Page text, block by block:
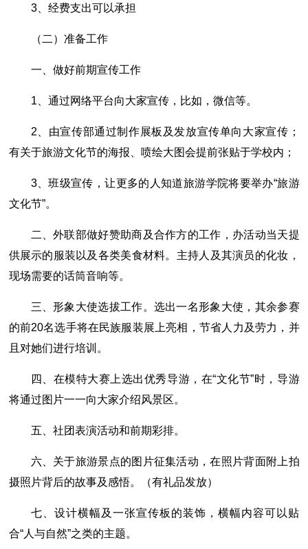
3、经费支出可以承担
（二）准备工作
一、做好前期宣传工作
1、通过网络平台向大家宣传，比如，微信等。
2、由宣传部通过制作展板及发放宣传单向大家宣传；
有关于旅游文化节的海报、喷绘大图会提前张贴于学校内；
3、班级宣传，让更多的人知道旅游学院将要举办“旅游
文化节”。
二、外联部做好赞助商及合作方的工作，办活动当天提
供展示的服装以及各类美食材料。主持人及其演员的化妆，
现场需要的话筒音响等。
三、形象大使选拔工作。选出一名形象大使，其余参赛
的前20名选手将在民族服装展上亮相，节省人力及劳力，并
且对她们进行培训。
四、在模特大赛上选出优秀导游，在“文化节”时，导游
将通过图片一一向大家介绍风景区。
五、社团表演活动和前期彩排。
六、关于旅游景点的图片征集活动，在照片背面附上拍
摄照片背后的故事及感悟。（有礼品发放）
七、设计横幅及一张宣传板的装饰，横幅内容可以贴
合“人与自然”之类的主题。